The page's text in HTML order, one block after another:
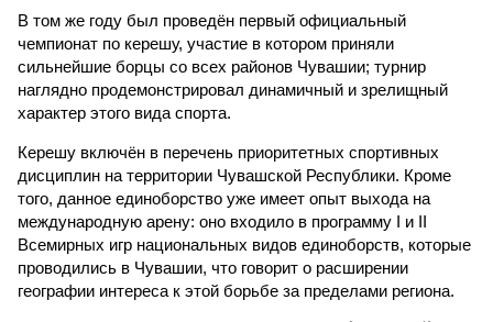
В том же году был проведён первый официальный
чемпионат по керешу, участие в котором приняли
сильнейшие борцы со всех районов Чувашии; турнир
наглядно продемонстрировал динамичный и зрелищный
характер этого вида спорта.
Керешу включён в перечень приоритетных спортивных
дисциплин на территории Чувашской Республики. Кроме
того, данное единоборство уже имеет опыт выхода на
международную арену: оно входило в программу I и II
Всемирных игр национальных видов единоборств, которые
проводились в Чувашии, что говорит о расширении
географии интереса к этой борьбе за пределами региона.